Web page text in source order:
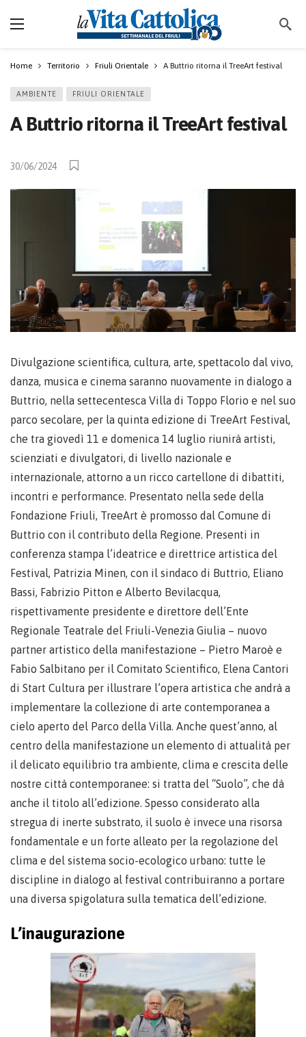
Home Territorio Friuli Orientale A Buttrio ritorna il TreeArt festival
AMBIENTE FRIULI ORIENTALE
A Buttrio ritorna il TreeArt festival
30/06/2024
Divulgazione scientifica, cultura, arte, spettacolo dal vivo,
danza, musica e cinema saranno nuovamente in dialogo a
Buttrio, nella settecentesca Villa di Toppo Florio e nel suo
parco secolare, per la quinta edizione di TreeArt Festival,
che tra giovedì 11 e domenica 14 luglio riunirà artisti,
scienziati e divulgatori, di livello nazionale e
internazionale, attorno a un ricco cartellone di dibattiti,
incontri e performance. Presentato nella sede della
Fondazione Friuli, TreeArt è promosso dal Comune di
Buttrio con il contributo della Regione. Presenti in
conferenza stampa l’ideatrice e direttrice artistica del
Festival, Patrizia Minen, con il sindaco di Buttrio, Eliano
Bassi, Fabrizio Pitton e Alberto Bevilacqua,
rispettivamente presidente e direttore dell’Ente
Regionale Teatrale del Friuli-Venezia Giulia – nuovo
partner artistico della manifestazione – Pietro Maroè e
Fabio Salbitano per il Comitato Scientifico, Elena Cantori
di Start Cultura per illustrare l’opera artistica che andrà a
implementare la collezione di arte contemporanea a
cielo aperto del Parco della Villa. Anche quest’anno, al
centro della manifestazione un elemento di attualità per
il delicato equilibrio tra ambiente, clima e crescita delle
nostre città contemporanee: si tratta del “Suolo”, che dà
anche il titolo all’edizione. Spesso considerato alla
stregua di inerte substrato, il suolo è invece una risorsa
fondamentale e un forte alleato per la regolazione del
clima e del sistema socio-ecologico urbano: tutte le
discipline in dialogo al festival contribuiranno a portare
una diversa spigolatura sulla tematica dell’edizione.
L’inaugurazione